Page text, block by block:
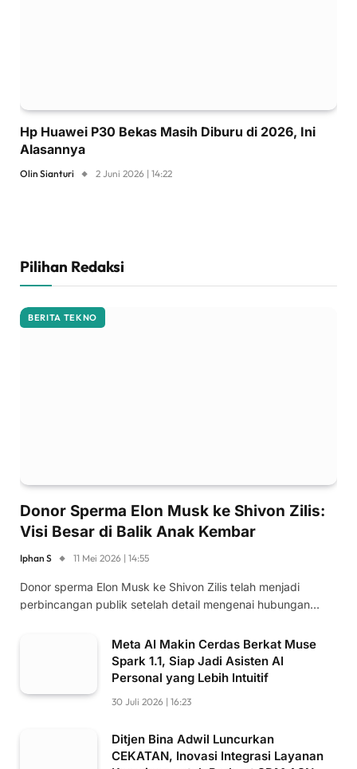
Hp Huawei P30 Bekas Masih Diburu di 2026, Ini
Alasannya
Olin Sianturi 2 Juni 2026 | 14:22
Pilihan Redaksi
BERITA TEKNO
Donor Sperma Elon Musk ke Shivon Zilis:
Visi Besar di Balik Anak Kembar
Iphan S 11 Mei 2026 | 14:55
Donor sperma Elon Musk ke Shivon Zilis telah menjadi
perbincangan publik setelah detail mengenai hubungan…
Meta AI Makin Cerdas Berkat Muse
Spark 1.1, Siap Jadi Asisten AI
Personal yang Lebih Intuitif
30 Juli 2026 | 16:23
Ditjen Bina Adwil Luncurkan
CEKATAN, Inovasi Integrasi Layanan